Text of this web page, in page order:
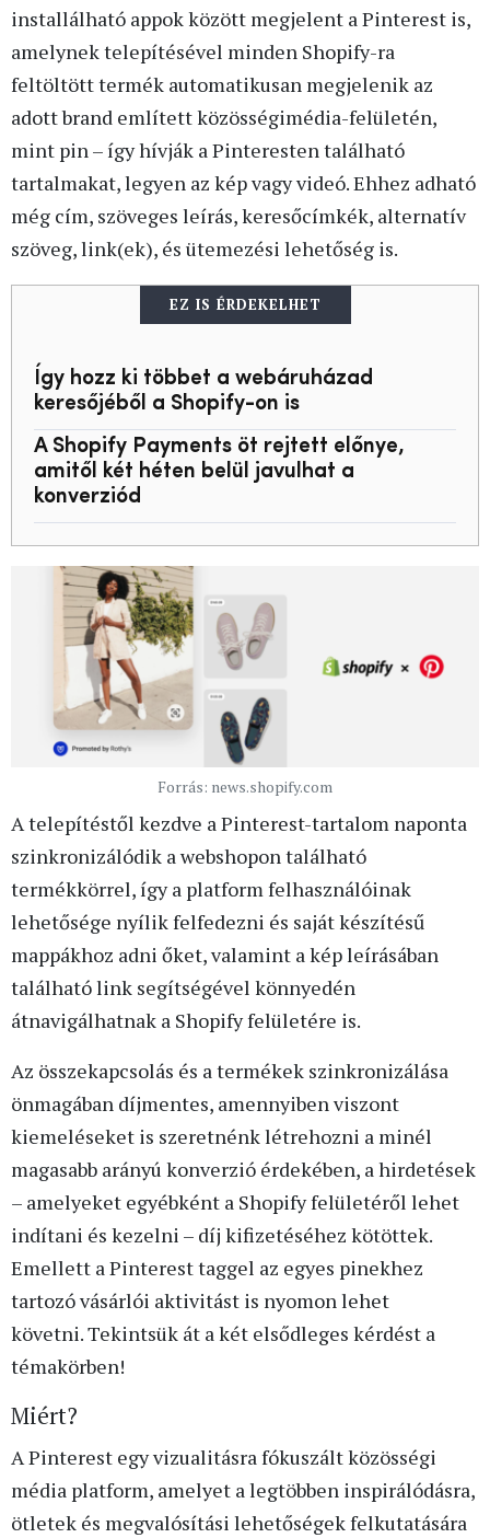
installálható appok között megjelent a Pinterest is,
amelynek telepítésével minden Shopify-ra
feltöltött termék automatikusan megjelenik az
adott brand említett közösségimédia-felületén,
mint pin – így hívják a Pinteresten található
tartalmakat, legyen az kép vagy videó. Ehhez adható
még cím, szöveges leírás, keresőcímkék, alternatív
szöveg, link(ek), és ütemezési lehetőség is.
EZ IS ÉRDEKELHET
Így hozz ki többet a webáruházad
keresőjéből a Shopify-on is
A Shopify Payments öt rejtett előnye,
amitől két héten belül javulhat a
konverziód
Forrás: news.shopify.com
A telepítéstől kezdve a Pinterest-tartalom naponta
szinkronizálódik a webshopon található
termékkörrel, így a platform felhasználóinak
lehetősége nyílik felfedezni és saját készítésű
mappákhoz adni őket, valamint a kép leírásában
található link segítségével könnyedén
átnavigálhatnak a Shopify felületére is.
Az összekapcsolás és a termékek szinkronizálása
önmagában díjmentes, amennyiben viszont
kiemeléseket is szeretnénk létrehozni a minél
magasabb arányú konverzió érdekében, a hirdetések
– amelyeket egyébként a Shopify felületéről lehet
indítani és kezelni – díj kifizetéséhez kötöttek.
Emellett a Pinterest taggel az egyes pinekhez
tartozó vásárlói aktivitást is nyomon lehet
követni. Tekintsük át a két elsődleges kérdést a
témakörben!
Miért?
A Pinterest egy vizualitásra fókuszált közösségi
média platform, amelyet a legtöbben inspirálódásra,
ötletek és megvalósítási lehetőségek felkutatására